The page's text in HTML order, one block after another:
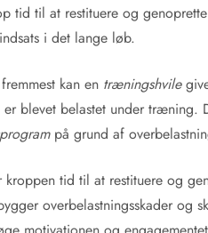
tid til at restituere og
i det lange løb.
kan en træningshvile
er blevet belastet under træning.
på grund af
kroppen tid til at restituere og
overbelastningsskader og